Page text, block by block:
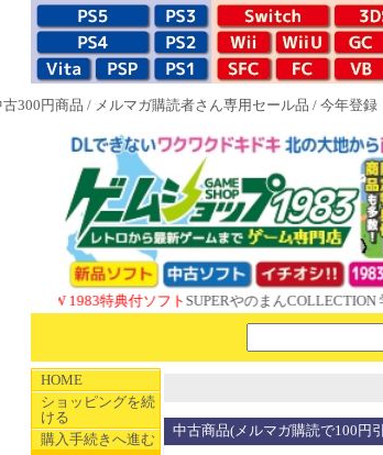
古300円商品 / メルマガ購読者さん専用セール品 / 今年登録
特典付ソフトSUPERやのまんCOLLECTION 学校であ
HOME
ショッピングを続
ける
購入手続きへ進む
中古商品(メルマガ購読で100円